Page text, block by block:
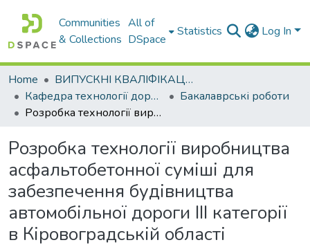
Communities
& Collections
All of
DSpace
Statistics Log In
Home
ВИПУСКНІ КВАЛІФІКАЦІЙНІ РОБОТИ
Кафедра технології дорожньо-будівельних матеріалів
Бакалаврські роботи
Розробка технології виробництва асфальтобетонної суміші для забезпечення будівництва автомобільної дороги ІІІ категорії в Кіровоградській області
Розробка технології виробництва
асфальтобетонної суміші для
забезпечення будівництва
автомобільної дороги ІІІ категорії
в Кіровоградській області